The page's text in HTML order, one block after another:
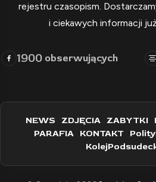
rejestru czasopism.
i ciekawych informacji
1900 obserwujących
NEWS ZDJĘCIA ZABYTKI
PARAFIA KONTAKT